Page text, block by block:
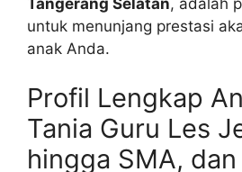
untuk menunjang prestasi
anak Anda.
Profil Lengkap
Tania Guru Les
hingga SMA,